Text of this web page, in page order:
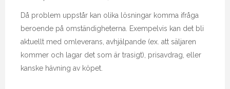
Då problem uppstår kan olika lösningar komma ifråga
beroende på omständigheterna. Exempelvis kan det bli
aktuellt med omleverans, avhjälpande (ex. att säljaren
kommer och lagar det som är trasigt), prisavdrag, eller
kanske hävning av köpet.